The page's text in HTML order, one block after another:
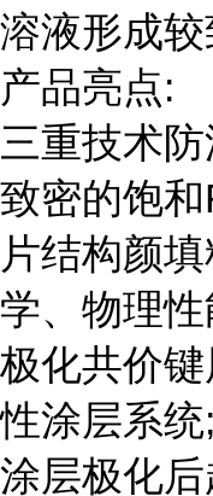
溶液形成较
产品亮点:
三重技术
致密的饱
片结构颜
学、物理性
极化共价
性涂层系统;
涂层极化